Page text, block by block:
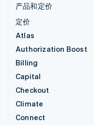
产品和定价
定价
Atlas
Authorization Boost
Billing
Capital
Checkout
Climate
Connect